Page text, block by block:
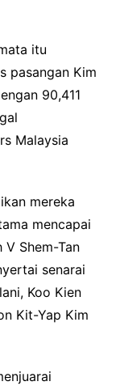
itu
pasangan Kim
90,411
Malaysia
mereka
mencapai
Shem-Tan
senarai
Koo Kien
Kit-Yap Kim